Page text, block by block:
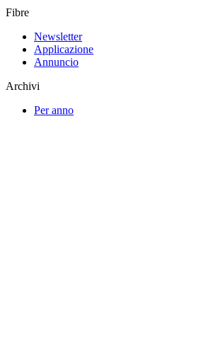
Fibre
Newsletter
Applicazione
Annuncio
Archivi
Per anno